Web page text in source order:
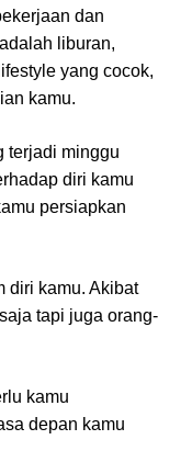
dan
liburan,
yang cocok,
kamu.
terjadi minggu
diri kamu
persiapkan
diri kamu. Akibat
tapi juga orang-
kamu
depan kamu